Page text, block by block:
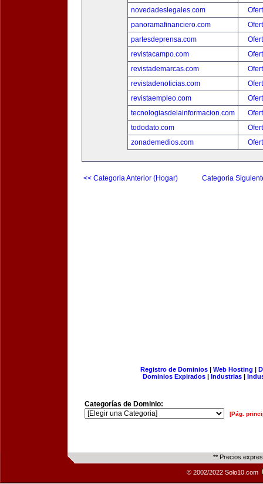
novedadeslegales.com
panoramafinanciero.com
partesdeprensa.com
revistacampo.com
revistademarcas.com
revistadenoticias.com
revistaempleo.com
tecnologiasdelainformacion.com
tododato.com
zonademedios.com
<< Categoria Anterior (Hogar) Categoria
Registro de Dominios| Web Hosting |
Dominios Expirados | Industrias |
Categorías de Dominio:
[Pág.
** Precios
© 2002/2022 Solo10.com